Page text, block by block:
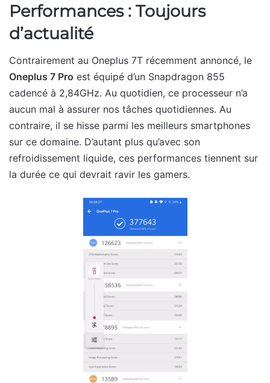
Performances : Toujours
d’actualité
Contrairement au Oneplus 7T récemment annoncé, le
Oneplus 7 Pro est équipé d’un Snapdragon 855
cadencé à 2,84GHz. Au quotidien, ce processeur n’a
aucun mal à assurer nos tâches quotidiennes. Au
contraire, il se hisse parmi les meilleurs smartphones
sur ce domaine. D’autant plus qu’avec son
refroidissement liquide, ces performances tiennent sur
la durée ce qui devrait ravir les gamers.